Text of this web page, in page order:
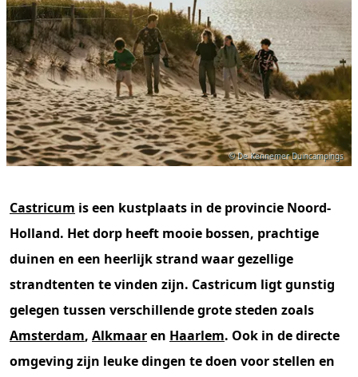
© De Kennemer Duincampings
Castricum is een kustplaats in de provincie Noord-
Holland. Het dorp heeft mooie bossen, prachtige
duinen en een heerlijk strand waar gezellige
strandtenten te vinden zijn. Castricum ligt gunstig
gelegen tussen verschillende grote steden zoals
Amsterdam, Alkmaaren Haarlem. Ook in de directe
omgeving zijn leuke dingen te doen voor stellen en